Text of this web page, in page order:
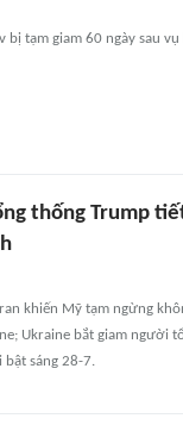
tạm giam 60 ngày sau
thống Trump
khiến Mỹ tạm ngừng
Ukraine bắt giam người
bật sáng 28-7.